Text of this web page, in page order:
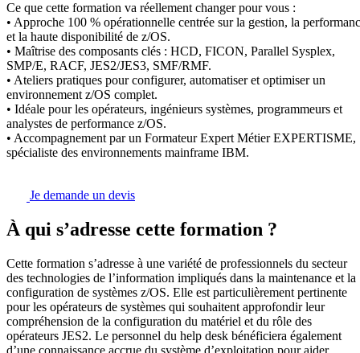
Ce que cette formation va réellement changer pour vous :
• Approche 100 % opérationnelle centrée sur la gestion, la
et la haute disponibilité de z/OS.
• Maîtrise des composants clés : HCD, FICON, Parallel Sysplex,
SMP/E, RACF, JES2/JES3, SMF/RMF.
• Ateliers pratiques pour configurer, automatiser et optimiser un
environnement z/OS complet.
• Idéale pour les opérateurs, ingénieurs systèmes, programmeurs et
analystes de performance z/OS.
• Accompagnement par un Formateur Expert Métier EXPERTISME,
spécialiste des environnements mainframe IBM.
Je demande un devis
À qui s’adresse cette formation ?
Cette formation s’adresse à une variété de professionnels du secteur
des technologies de l’information impliqués dans la maintenance et la
configuration de systèmes z/OS. Elle est particulièrement pertinente
pour les opérateurs de systèmes qui souhaitent approfondir leur
compréhension de la configuration du matériel et du rôle des
opérateurs JES2. Le personnel du help desk bénéficiera également